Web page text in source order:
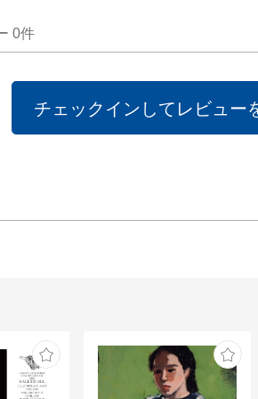
0件
チェックインしてレビュー